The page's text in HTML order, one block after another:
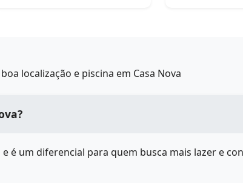
localização e piscina em Casa Nova
é um diferencial para quem busca mais lazer e